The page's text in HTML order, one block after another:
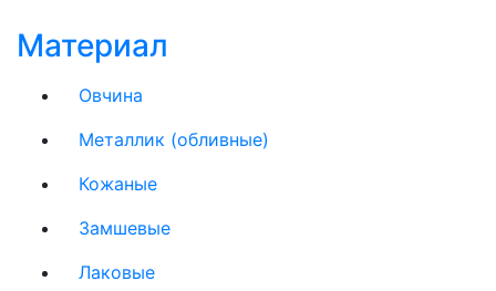
Материал
Овчина
Металлик (обливные)
Кожаные
Замшевые
Лаковые